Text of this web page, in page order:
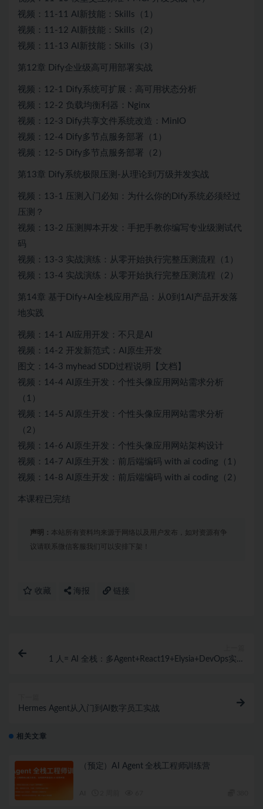
视频：11-11 AI新技能：Skills（1）
视频：11-12 AI新技能：Skills（2）
视频：11-13 AI新技能：Skills（3）
第12章 Dify企业级高可用部署实战
视频：12-1 Dify系统可扩展：高可用状态分析
视频：12-2 负载均衡利器：Nginx
视频：12-3 Dify共享文件系统改造：MinIO
视频：12-4 Dify多节点服务部署（1）
视频：12-5 Dify多节点服务部署（2）
第13章 Dify系统极限压测-从理论到万级并发实战
视频：13-1 压测入门必知：为什么你的Dify系统必须经过
压测？
视频：13-2 压测脚本开发：手把手教你编写专业级测试代
码
视频：13-3 实战演练：从零开始执行完整压测流程（1）
视频：13-4 实战演练：从零开始执行完整压测流程（2）
第14章 基于Dify+AI全栈应用产品：从0到1AI产品开发落
地实践
视频：14-1 AI应用开发：不只是AI
视频：14-2 开发新范式：AI原生开发
图文：14-3 myhead SDD过程说明【文档】
视频：14-4 AI原生开发：个性头像应用网站需求分析
（1）
视频：14-5 AI原生开发：个性头像应用网站需求分析
（2）
视频：14-6 AI原生开发：个性头像应用网站架构设计
视频：14-7 AI原生开发：前后端编码 with ai coding（1）
视频：14-8 AI原生开发：前后端编码 with ai coding（2）
本课程已完结
声明： 本站所有资料均来源于网络以及用户发布，如对资源有争
议请联系微信客服我们可以安排下架！
收藏 海报 链接
1 人= AI 全栈：多Agent+React19+Elysia+DevOps实战
Hermes Agent从入门到AI数字员工实战
相关文章
（预定）AI Agent 全栈工程师训练营